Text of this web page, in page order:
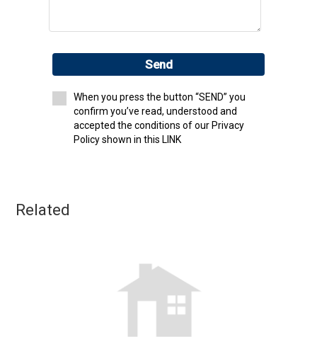
Send
When you press the button “SEND” you
confirm you’ve read, understood and
accepted the conditions of our Privacy
Policy shown in this LINK
Related